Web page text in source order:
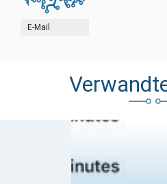
E-Mail